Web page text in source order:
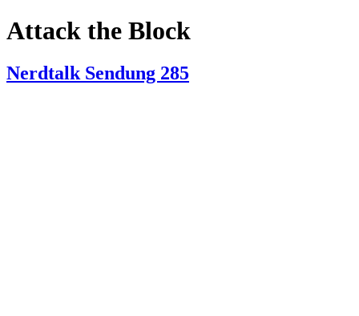
Attack the Block
Nerdtalk Sendung 285